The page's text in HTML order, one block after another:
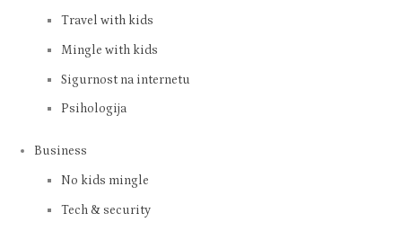
Travel with kids
Mingle with kids
Sigurnost na internetu
Psihologija
Business
No kids mingle
Tech & security